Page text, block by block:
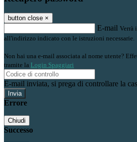
button close ×
E-mail Verrà
all'indirizzo indicato con le istruzioni necessarie.
Non hai una e-mail associata al nome utente?
tramite la Login Spaggiari
E-mail inviata, si prega di controllare la
Errore
Chiudi
Successo